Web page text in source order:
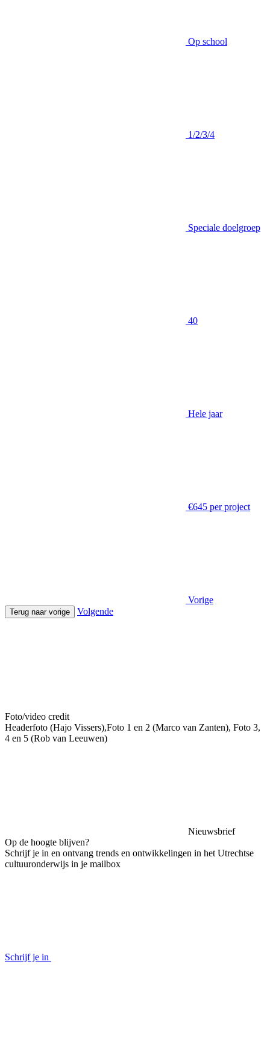
Op school
1/2/3/4
Speciale doelgroep
40
Hele jaar
€645 per project
Vorige
Terug naar vorige Volgende
Foto/video credit
Headerfoto (Hajo Vissers),Foto 1 en 2 (Marco van Zanten), Foto 3,
4 en 5 (Rob van Leeuwen)
Nieuwsbrief
Op de hoogte blijven?
Schrijf je in en ontvang trends en ontwikkelingen in het Utrechtse
cultuuronderwijs in je mailbox
Schrijf je in